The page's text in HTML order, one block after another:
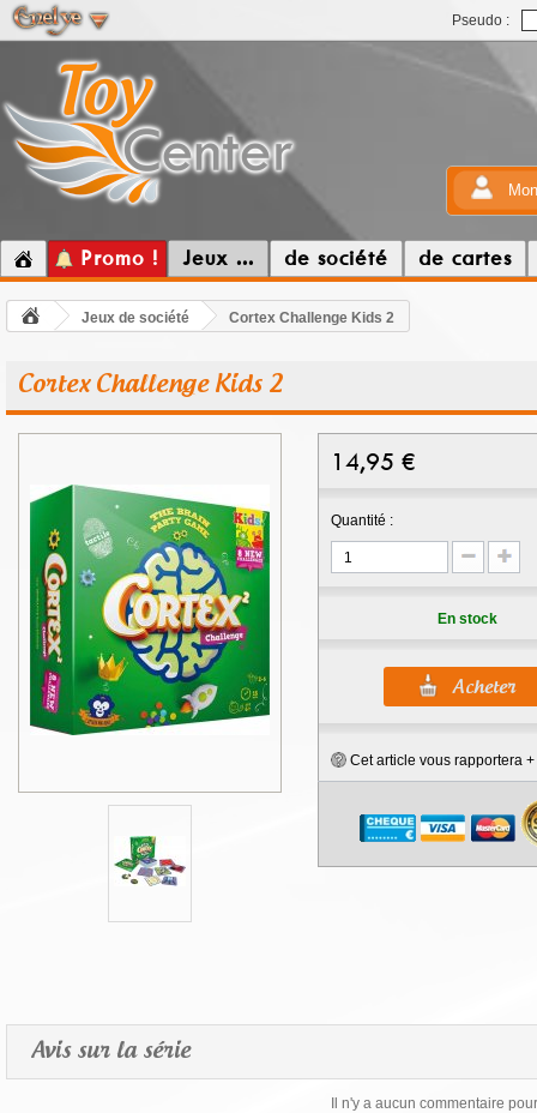
Pseudo :
Promo ! Jeux ... de société de cartes
Jeux de société Cortex Challenge Kids 2
Cortex Challenge Kids 2
14,95 €
Quantité :
En stock
Cet article vous rapportera +
Avis sur la série
Il n'y a aucun commentaire